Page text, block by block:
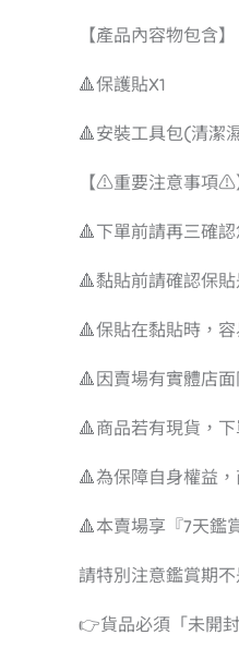
【產品內容物包含】
🔺保護貼X1
🔺安裝工具包(清潔
【⚠️重要注意事項⚠️
🔺下單前請再三確
🔺黏貼前請確認保
🔺保貼在黏貼時，
🔺因賣場有實體店
🔺商品若有現貨，
🔺為保障自身權益
🔺本賣場享『7天鑑
請特別注意鑑賞期
👉貨品必須「未開